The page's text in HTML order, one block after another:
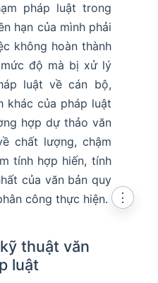
pháp luật trong
hạn của mình phải
không hoàn thành
độ mà bị xử lý
luật về cán bộ,
khác của pháp luật
hợp dự thảo văn
chất lượng, chậm
tính hợp hiến, tính
của văn bản quy
công thực hiện.
thuật văn
luật
⋮